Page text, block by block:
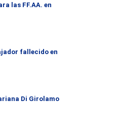
las FF.AA. en
fallecido en
Di Girolamo